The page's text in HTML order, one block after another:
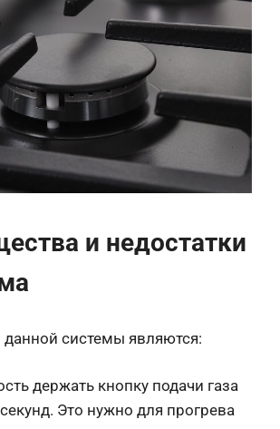
и недостатки
данной системы являются:
держать кнопку подачи газа
Это нужно для прогрева